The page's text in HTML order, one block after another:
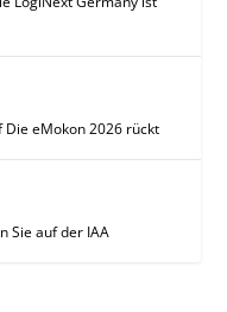
Die eMokon 2026 rückt
Sie auf der IAA